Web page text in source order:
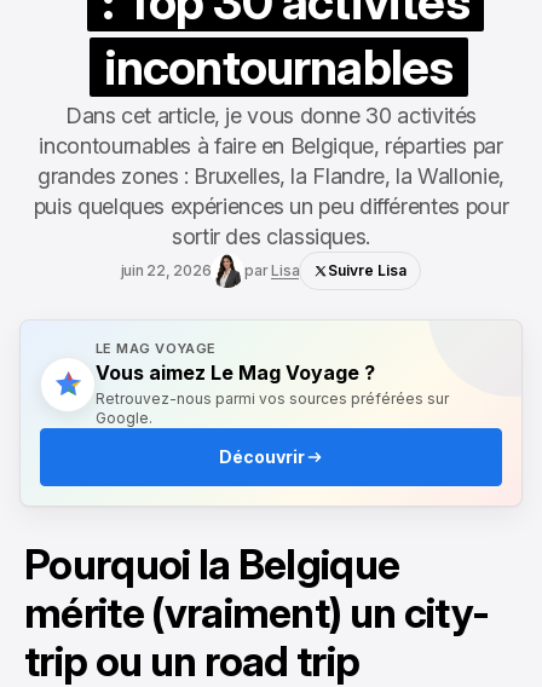
incontournables
Dans cet article, je vous donne 30 activités
incontournables à faire en Belgique, réparties par
grandes zones : Bruxelles, la Flandre, la Wallonie,
puis quelques expériences un peu différentes pour
sortir des classiques.
juin 22, 2026 parLisa Suivre Lisa
LE MAG VOYAGE
Vous aimez Le Mag Voyage ?
Retrouvez-nous parmi vos sources préférées sur
Google.
Découvrir
Pourquoi la Belgique
mérite (vraiment) un city-
trip ou un road trip